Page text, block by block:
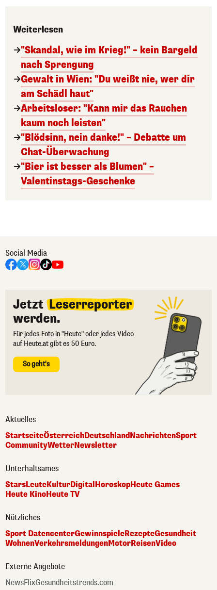
Weiterlesen
"Skandal, wie im Krieg!" – kein Bargeld
nach Sprengung
Gewalt in Wien: "Du weißt nie, wer dir
am Schädl haut"
Arbeitsloser: "Kann mir das Rauchen
kaum noch leisten"
"Blödsinn, nein danke!" – Debatte um
Chat-Überwachung
"Bier ist besser als Blumen" –
Valentinstags-Geschenke
Social Media
Jetzt Leserreporter
werden.
Für jedes Foto in "Heute" oder jedes Video
auf Heute.at gibt es 50 Euro.
So geht's
Aktuelles
StartseiteÖsterreichDeutschlandNachrichtenSport
CommunityWetterNewsletter
Unterhaltsames
StarsLeuteKulturDigital HoroskopHeute Games
Heute KinoHeute TV
Nützliches
Sport DatencenterGewinnspieleRezepteGesundheit
WohnenVerkehrsmeldungenMotorReisenVideo
Externe Angebote
NewsFlixGesundheitstrends.com